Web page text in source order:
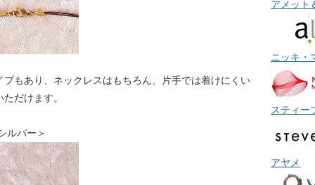
もあり、ネックレスはもちろん、片手では着けにくい
だけます。
ルバー＞
アメット
ニッキ・
スティー
アヤメ